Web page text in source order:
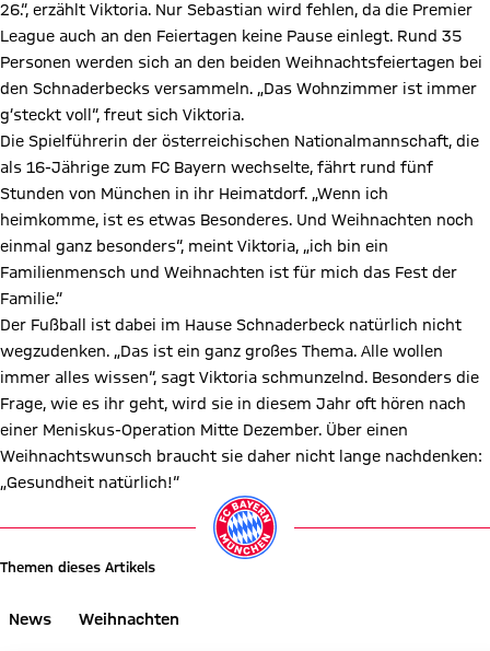
26.“, erzählt Viktoria. Nur Sebastian wird fehlen, da die Premier
League auch an den Feiertagen keine Pause einlegt. Rund 35
Personen werden sich an den beiden Weihnachtsfeiertagen bei
den Schnaderbecks versammeln. „Das Wohnzimmer ist immer
g‘steckt voll“, freut sich Viktoria.
Die Spielführerin der österreichischen Nationalmannschaft, die
als 16-Jährige zum FC Bayern wechselte, fährt rund fünf
Stunden von München in ihr Heimatdorf. „Wenn ich
heimkomme, ist es etwas Besonderes. Und Weihnachten noch
einmal ganz besonders“, meint Viktoria, „ich bin ein
Familienmensch und Weihnachten ist für mich das Fest der
Familie.“
Der Fußball ist dabei im Hause Schnaderbeck natürlich nicht
wegzudenken. „Das ist ein ganz großes Thema. Alle wollen
immer alles wissen“, sagt Viktoria schmunzelnd. Besonders die
Frage, wie es ihr geht, wird sie in diesem Jahr oft hören nach
einer Meniskus-Operation Mitte Dezember. Über einen
Weihnachtswunsch braucht sie daher nicht lange nachdenken:
„Gesundheit natürlich!“
Themen dieses Artikels
News Weihnachten